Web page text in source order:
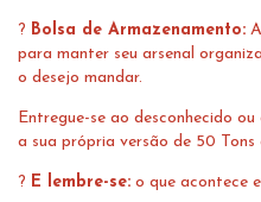
? Bolsa de Armazenamento:
para manter seu arsenal
o desejo mandar.
Entregue-se ao desconhecido
a sua própria versão de 50 Tons
? E lembre-se: o que acontece